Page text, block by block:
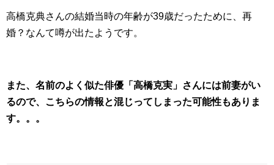
高橋克典さんの結婚当時の年齢が39歳だったために、再
婚？なんて噂が出たようです。
また、名前のよく似た俳優「高橋克実」さんには前妻がい
るので、こちらの情報と混じってしまった可能性もありま
す。。。